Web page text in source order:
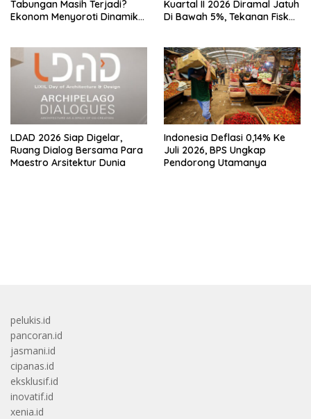
Tabungan Masih Terjadi?
Ekonom Menyoroti Dinamika
Kuartal II 2026 Diramal Jatuh
Di Bawah 5%, Tekanan Fiskal
LDAD 2026 Siap Digelar,
Ruang Dialog Bersama Para
Maestro Arsitektur Dunia
Indonesia Deflasi 0,14% Ke
Juli 2026, BPS Ungkap
Pendorong Utamanya
pelukis.id
pancoran.id
jasmani.id
cipanas.id
eksklusif.id
inovatif.id
xenia.id